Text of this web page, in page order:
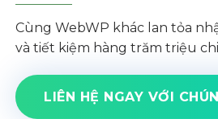
Cùng WebWP khác lan tỏa
và tiết kiệm hàng trăm triệu
LIÊN HỆ NGAY VỚI